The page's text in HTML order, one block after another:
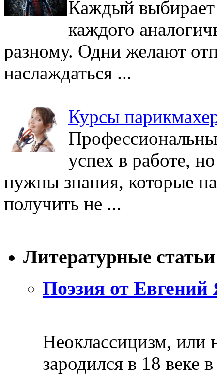
Каждый выбирает
каждого
разному. Одни желают
наслаждаться ...
Курсы
успех в работе,
нужны знания, которые
получить не ...
Литературные статьи
Поэзия от Евгений
Неоклассицизм, или
зародился в 18 веке